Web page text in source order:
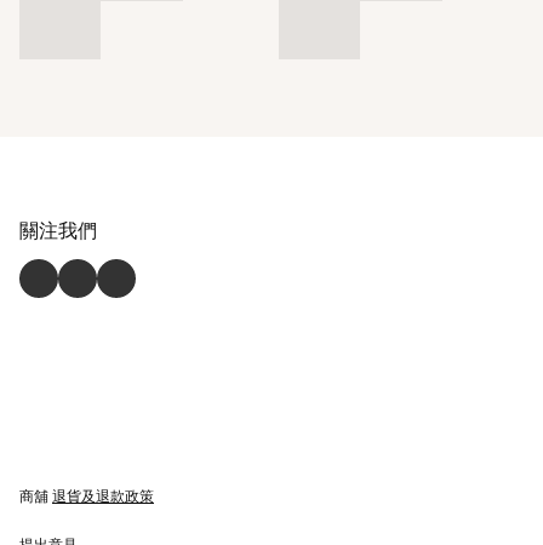
關注我們
商舖 退貨及退款政策